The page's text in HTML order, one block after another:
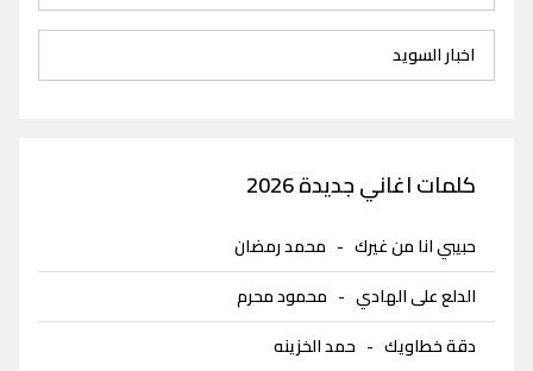
اخبار السويد
كلمات اغاني جديدة 2026
حبيبي انا من غيرك - محمد رمضان
الدلع على الهادي - محمود محرم
دقة خطاويك - حمد الخزينه